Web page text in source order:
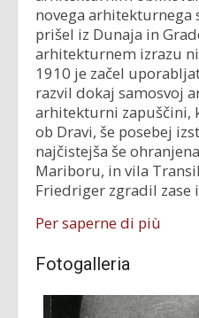
novega arhitekturnega
prišel iz Dunaja in
arhitekturnem izrazu
1910 je začel
razvil dokaj samosvoj
arhitekturni zapuščini,
ob Dravi, še posebej
najčistejša še
Mariboru, in vila
Friedriger zgradil zase
Per saperne di più
Fotogalleria